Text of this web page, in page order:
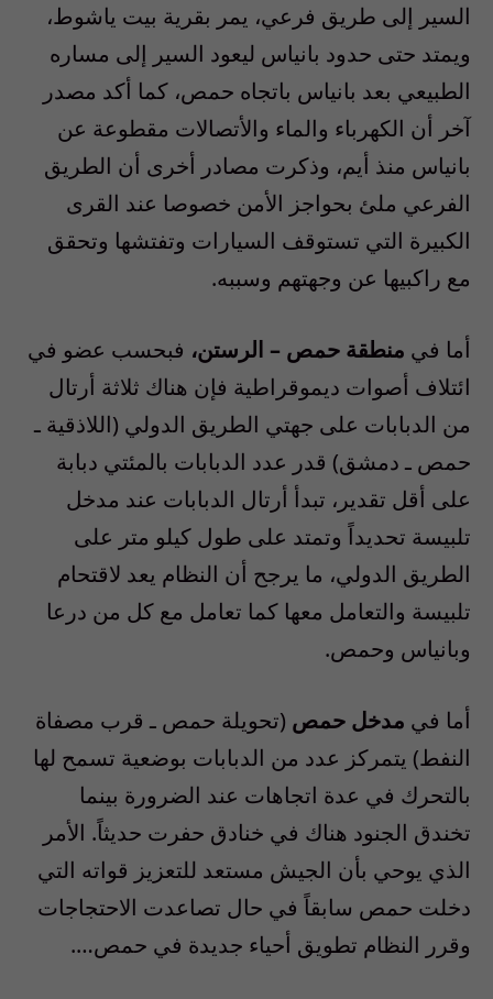
السير إلى طريق فرعي، يمر بقرية بيت ياشوط،
ويمتد حتى حدود بانياس ليعود السير إلى مساره
الطبيعي بعد بانياس باتجاه حمص، كما أكد مصدر
آخر أن الكهرباء والماء والأتصالات مقطوعة عن
بانياس منذ أيم، وذكرت مصادر أخرى أن الطريق
الفرعي ملئ بحواجز الأمن خصوصا عند القرى
الكبيرة التي تستوقف السيارات وتفتشها وتحقق
مع راكبيها عن وجهتهم وسببه.
أما في منطقة حمص – الرستن، فبحسب عضو في
ائتلاف أصوات ديموقراطية فإن هناك ثلاثة أرتال
من الدبابات على جهتي الطريق الدولي (اللاذقية ـ
حمص ـ دمشق) قدر عدد الدبابات بالمئتي دبابة
على أقل تقدير، تبدأ أرتال الدبابات عند مدخل
تلبيسة تحديداً وتمتد على طول كيلو متر على
الطريق الدولي، ما يرجح أن النظام يعد لاقتحام
تلبيسة والتعامل معها كما تعامل مع كل من درعا
وبانياس وحمص.
أما في مدخل حمص (تحويلة حمص ـ قرب مصفاة
النفط) يتمركز عدد من الدبابات بوضعية تسمح لها
بالتحرك في عدة اتجاهات عند الضرورة بينما
تخندق الجنود هناك في خنادق حفرت حديثاً. الأمر
الذي يوحي بأن الجيش مستعد للتعزيز قواته التي
دخلت حمص سابقاً في حال تصاعدت الاحتجاجات
وقرر النظام تطويق أحياء جديدة في حمص….